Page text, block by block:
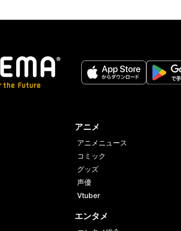
アニメ
アニメニュース
コミック
グッズ
声優
Vtuber
エンタメ